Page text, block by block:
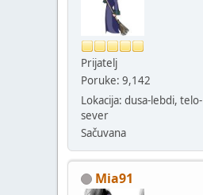
Prijatelj
Poruke: 9,142
Lokacija: dusa-lebdi, telo-
sever
Sačuvana
Mia91